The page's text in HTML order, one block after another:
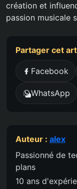
création et
passion musicale
Partager cet
Facebook
WhatsApp
Auteur : alex
Passionné de
plans
10 ans